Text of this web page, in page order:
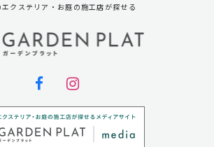
クステリア・お庭の施工店が探せる